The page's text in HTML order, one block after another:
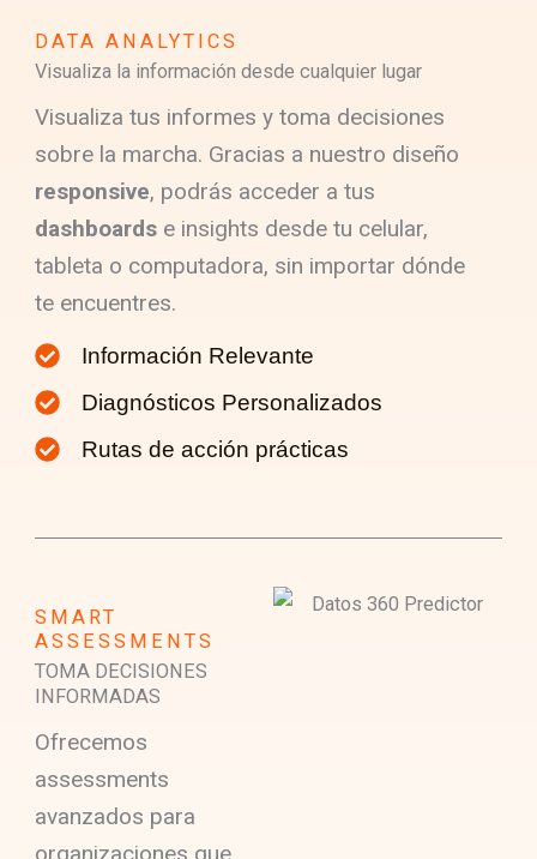
DATA ANALYTICS
Visualiza la información desde cualquier lugar
Visualiza tus informes y toma decisiones
sobre la marcha. Gracias a nuestro diseño
responsive, podrás acceder a tus
dashboards e insights desde tu celular,
tableta o computadora, sin importar dónde
te encuentres.
Información Relevante
Diagnósticos Personalizados
Rutas de acción prácticas
SMART
ASSESSMENTS
TOMA DECISIONES
INFORMADAS
Ofrecemos
assessments
avanzados para
organizaciones que